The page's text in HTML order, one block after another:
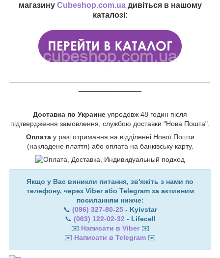
магазину Cubeshop.com.uaдивіться в нашому
каталозі:
Доставка по Украине упродовж 48 годин після
підтвердження замовлення, службою доставки "Нова Пошта".
Оплата у разі отримання на відділенні Нової Пошти
(накладене плаття) або оплата на банківську карту.
Якщо у Вас виникли питання, зв'яжіть з нами по
телефону, через Viber або Telegram за активним
посиланням нижче:
📞 (096) 327-80-25- Kyivstar
📞 (063) 122-02-32 - Lifecell
✉️ Написати в Viber ✉️
✉️ Написати в Telegram ✉️